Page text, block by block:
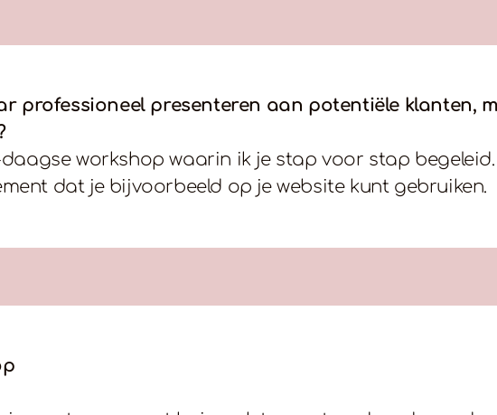
professioneel presenteren aan potentiële klanten,
daagse workshop waarin ik je stap voor stap
dat je bijvoorbeeld op je website kunt gebruiken.